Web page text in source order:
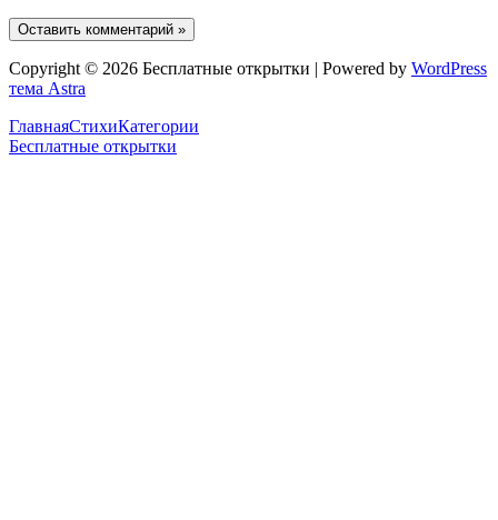
Copyright © 2026 Бесплатные открытки | Powered by WordPress
тема Astra
ГлавнаяСтихиКатегории
Бесплатные открытки